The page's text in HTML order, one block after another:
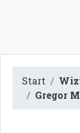
Start
Gregor